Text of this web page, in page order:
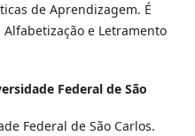
de Aprendizagem. É
e Letramento
Federal de São
Federal de São Carlos.